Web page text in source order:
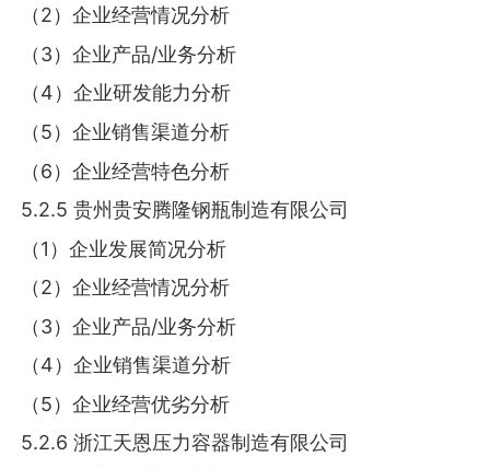
（2）企业经营情况分析
（3）企业产品/业务分析
（4）企业研发能力分析
（5）企业销售渠道分析
（6）企业经营特色分析
5.2.5 贵州贵安腾隆钢瓶制造有限公司
（1）企业发展简况分析
（2）企业经营情况分析
（3）企业产品/业务分析
（4）企业销售渠道分析
（5）企业经营优劣分析
5.2.6 浙江天恩压力容器制造有限公司